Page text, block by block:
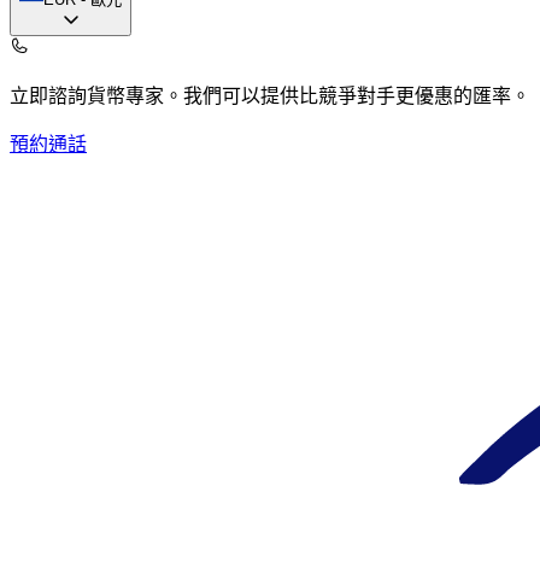
立即諮詢貨幣專家。 我們可以提供比競爭對手更優惠的匯率。
預約通話